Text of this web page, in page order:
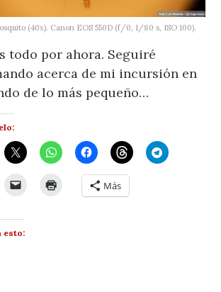
(40x). Canon EOS 550D (f/0, 1/80 s, ISO 100).
todo por ahora. Seguiré
acerca de mi incursión en
de lo más pequeño…
Más
esto: